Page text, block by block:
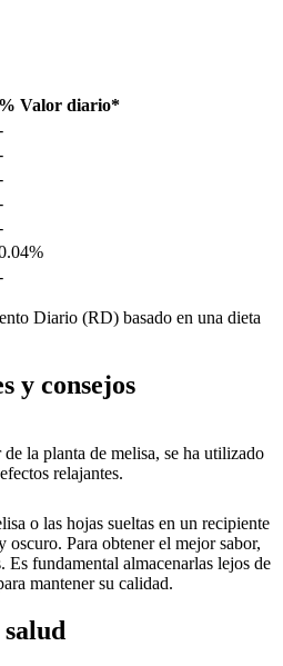
% Valor diario*
Diario (RD) basado en una dieta
y consejos
la planta de melisa, se ha utilizado
relajantes.
o las hojas sueltas en un recipiente
Para obtener el mejor sabor,
Es fundamental almacenarlas lejos de
mantener su calidad.